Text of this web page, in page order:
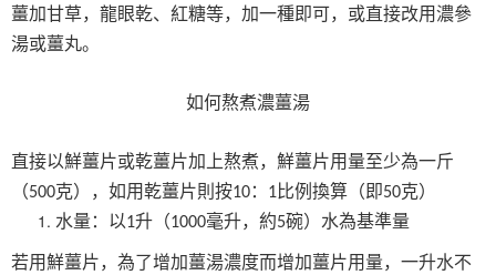
薑加甘草，龍眼乾、紅糖等，加一種即可，或直接改用濃參
湯或薑丸。
如何熬煮濃薑湯
直接以鮮薑片或乾薑片加上熬煮，鮮薑片用量至少為一斤
（500克），如用乾薑片則按10： 1比例換算（即50克）
水量：以1升（1000毫升，約5碗）水為基準量
若用鮮薑片，為了增加薑湯濃度而增加薑片用量，一升水不